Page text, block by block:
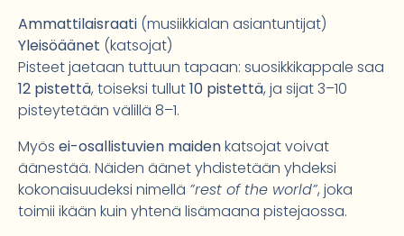
Ammattilaisraati (musiikkialan asiantuntijat)
Yleisöäänet (katsojat)
Pisteet jaetaan tuttuun tapaan: suosikkikappale saa
12 pistettä, toiseksi tullut10 pistettä, ja sijat 3–10
pisteytetään välillä 8–1.
Myös ei-osallistuvien maidenkatsojat voivat
äänestää. Näiden äänet yhdistetään yhdeksi
kokonaisuudeksi nimellä ”rest of the world”, joka
toimii ikään kuin yhtenä lisämaana pistejaossa.